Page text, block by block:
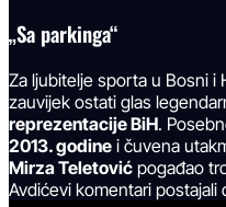
„Sa parkinga“
Za ljubitelje sporta u Bosni i
zauvijek ostati glas
reprezentacije BiH.
2013. godine i čuvena
Mirza Teletović pogađao
Avdićevi komentari postajali